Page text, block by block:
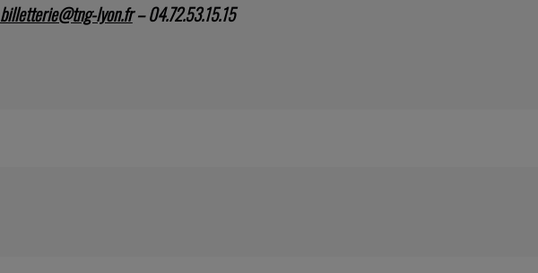
billetterie@tng-lyon.fr– 04.72.53.15.15